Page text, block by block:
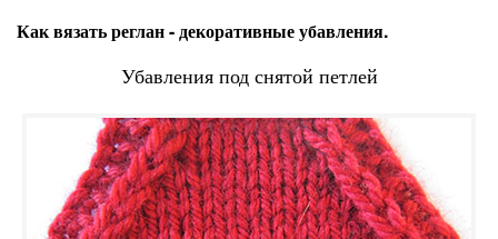
Как вязать реглан - декоративные убавления.
Убавления под снятой петлей